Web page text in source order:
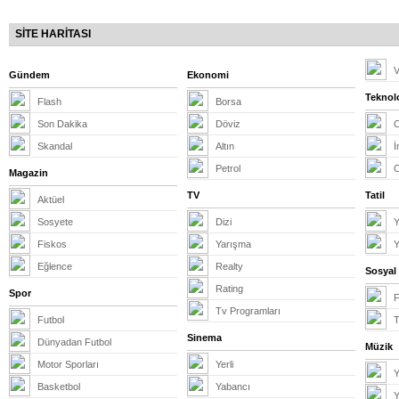
SİTE HARİTASI
Gündem
Flash
Son Dakika
Skandal
Magazin
Aktüel
Sosyete
Fiskos
Eğlence
Spor
Futbol
Dünyadan Futbol
Motor Sporları
Basketbol
Ekonomi
Borsa
Döviz
Altın
Petrol
TV
Dizi
Yarışma
Realty
Rating
Tv Programları
Sinema
Yerli
Yabancı
Tatil
Sosyal
Müzik